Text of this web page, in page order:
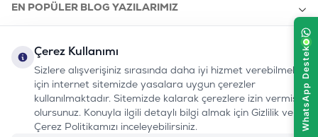
EN POPÜLER BLOG YAZILARIMIZ
KURUMSAL
bizi takip edin:
Instagram
Youtube
TiktokFacebook
Linkedin
www.evinemama.com
0232 7000 212
%100 MUTLU
MÜŞTERI HATTI
Çerez Kullanımı
Sizlere alışverişiniz sırasında daha iyi hizmet verebilmek
için internet sitemizde yasalara uygun çerezler
kullanılmaktadır. Sitemizde kalarak çerezlere izin vermiş
olursunuz. Konuyla ilgili detaylı bilgi almak için Gizlilik ve
Çerez Politikamızı inceleyebilirsiniz.